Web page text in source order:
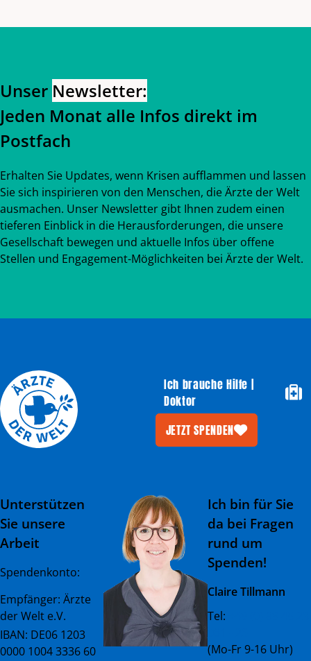
Unser Newsletter:
Jeden Monat alle Infos direkt im
Postfach
Erhalten Sie Updates, wenn Krisen aufflammen und lassen
Sie sich inspirieren von den Menschen, die Ärzte der Welt
ausmachen. Unser Newsletter gibt Ihnen zudem einen
tieferen Einblick in die Herausforderungen, die unsere
Gesellschaft bewegen und aktuelle Infos über offene
Stellen und Engagement-Möglichkeiten bei Ärzte der Welt.
Ich brauche Hilfe |
Doktor
JETZT SPENDEN
Unterstützen
Sie unsere
Arbeit
Spendenkonto:
Empfänger: Ärzte
der Welt e.V.
IBAN: DE06 1203
0000 1004 3336 60
Ich bin für Sie
da bei Fragen
rund um
Spenden!
Claire Tillmann
Tel:
(Mo-Fr 9-16 Uhr)